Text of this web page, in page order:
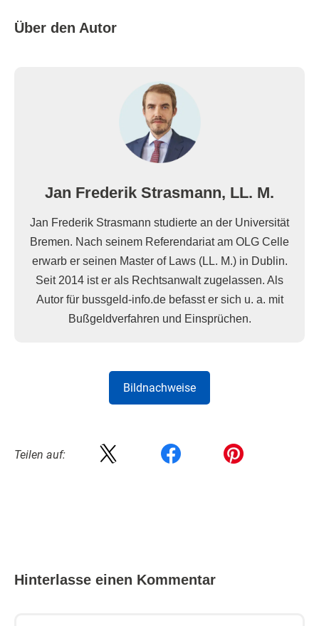
Über den Autor
Jan Frederik Strasmann, LL. M.
Jan Frederik Strasmann studierte an der Universität
Bremen. Nach seinem Referendariat am OLG Celle
erwarb er seinen Master of Laws (LL. M.) in Dublin.
Seit 2014 ist er als Rechtsanwalt zugelassen. Als
Autor für bussgeld-info.de befasst er sich u. a. mit
Bußgeldverfahren und Einsprüchen.
Bildnachweise
Teilen auf:
Hinterlasse einen Kommentar